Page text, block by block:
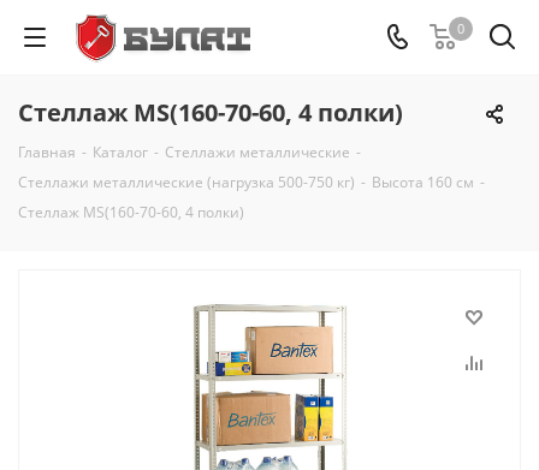
0
Стеллаж MS(160-70-60, 4 полки)
Главная - Каталог - Стеллажи металлические -
Стеллажи металлические (нагрузка 500-750 кг) - Высота 160 см -
Стеллаж MS(160-70-60, 4 полки)